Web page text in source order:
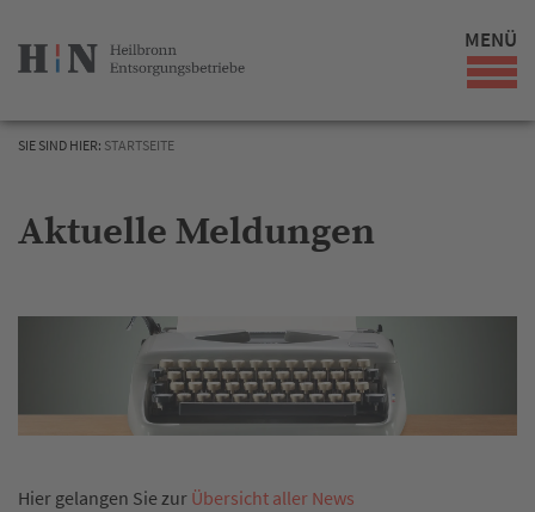
MENÜ
SIE SIND HIER: STARTSEITE
Aktuelle Meldungen
Hier gelangen Sie zur Übersicht aller News